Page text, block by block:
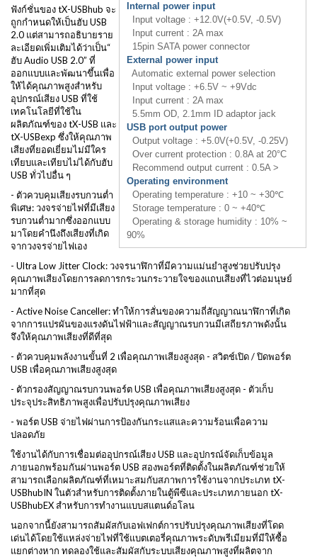
Internal power input
Input voltage : +12.0V(+0.5V, -0.5V)
Input current : 2A max
15pin SATA power connector
External power input
Automatic external power selection
Input voltage : +6.5V ~ +9Vdc
Input current : 2A max
5.5mm OD, 2.1mm ID adaptor jack
USB port output power
Output voltage : +5.0V(+0.5V, -0.25V)
Over current protection : 0.8A at 20°C
Recommend output current : 0.5A >
Operating environment
Operating temperature : +10 ~ +30℃
Storage temperature : 0 ~ +40℃
Operating & storage humidity : 10% ~
90%
ฟังก์ชั่นของ tX-USBhub จะ
ถูกกำหนดให้เป็นฮับ USB
2.0 แต่สามารถอธิบายราย
ละเอียดเพิ่มเติมได้ว่าเป็น“
ฮับ Audio USB 2.0” ที่
ออกแบบและพัฒนาขึ้นเพื่อ
ให้ได้คุณภาพสูงสำหรับ
อุปกรณ์เสียง USB ที่ใช้
เทคโนโลยีที่ใช้ใน
ผลิตภัณฑ์ของ tX-USB และ
tX-USBexp ซึ่งให้คุณภาพ
เสียงที่ยอดเยี่ยมไม่มีใคร
เทียบและเทียบไม่ได้กับฮับ
USB ทั่วไปอื่น ๆ
- ตัวควบคุมเสียงรบกวนต่ำ
พิเศษ: วงจรจ่ายไฟที่มีเสียง
รบกวนต่ำมากซึ่งออกแบบ
มาโดยคำนึงถึงเสียงที่เกิด
จากวงจรจ่ายไฟเอง
- Ultra Low Jitter Clock: วงจรนาฬิกาที่มีความแม่นยำสูงช่วยปรับปรุง
คุณภาพเสียงโดยการลดการกระวนกระวายใจของแถบเสียงที่ไวต่อมนุษย์
มากที่สุด
- Active Noise Canceller: ทำให้การสั่นของความถี่สัญญาณนาฬิกาที่เกิด
จากการแปรผันของแรงดันไฟฟ้าและสัญญาณรบกวนมีเสถียรภาพดังนั้น
จึงให้คุณภาพเสียงที่ดีที่สุด
- ตัวควบคุมพลังงานขั้นที่ 2 เพื่อคุณภาพเสียงสูงสุด - สวิตช์เปิด / ปิดพอร์ต
USB เพื่อคุณภาพเสียงสูงสุด
- ตัวกรองสัญญาณรบกวนพอร์ต USB เพื่อคุณภาพเสียงสูงสุด - ตัวเก็บ
ประจุประสิทธิภาพสูงเพื่อปรับปรุงคุณภาพเสียง
- พอร์ต USB จ่ายไฟผ่านการป้องกันกระแสและความร้อนเพื่อความ
ปลอดภัย
ใช้งานได้กับการเชื่อมต่ออุปกรณ์เสียง USB และอุปกรณ์จัดเก็บข้อมูล
ภายนอกพร้อมกันผ่านพอร์ต USB สองพอร์ตที่ติดตั้งในผลิตภัณฑ์ช่วยให้
สามารถเลือกผลิตภัณฑ์ที่เหมาะสมกับสภาพการใช้งานจากประเภท tX-
USBhubIN ในตัวสำหรับการติดตั้งภายในตู้พีซีและประเภทภายนอก tX-
USBhubEX สำหรับการทำงานแบบสแตนด์อโลน
นอกจากนี้ยังสามารถสัมผัสกับเอฟเฟกต์การปรับปรุงคุณภาพเสียงที่โดด
เด่นได้โดยใช้แหล่งจ่ายไฟที่ใช้แบตเตอรี่คุณภาพระดับพรีเมียมที่มีให้ซื้อ
แยกต่างหาก ทดลองใช้และสัมผัสกับระบบเสียงคุณภาพสูงที่ผลิตจาก